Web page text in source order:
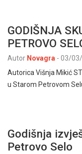
GODIŠNJA
PETROVO
Autor Novagra - 03/
Autorica Višnja Mikić
u Starom Petrovom
Godišnja
Petrovo Selo